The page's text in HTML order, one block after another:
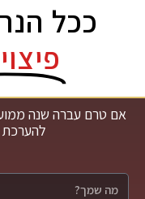
ככל
אם טרם עברה שנה
להערכת